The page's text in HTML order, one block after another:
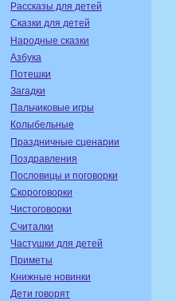
Рассказы для детей
Сказки для детей
Народные сказки
Азбука
Потешки
Загадки
Пальчиковые игры
Колыбельные
Праздничные сценарии
Поздравления
Пословицы и поговорки
Скороговорки
Чистоговорки
Считалки
Частушки для детей
Приметы
Книжные новинки
Дети говорят